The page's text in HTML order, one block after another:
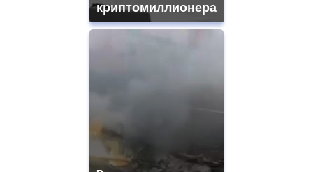
криптомиллионера